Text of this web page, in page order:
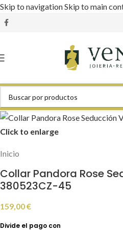
Skip to navigationSkip to main
Click to enlarge
Inicio
Collar Pandora Rose
380523CZ-45
159,00€